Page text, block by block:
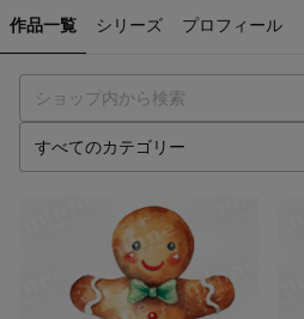
作品一覧 シリーズ プロフィール